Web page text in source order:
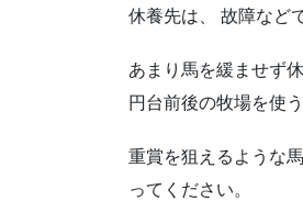
休養先は、 故障など
あまり馬を緩ませず
円台前後の牧場を使
重賞を狙えるような
ってください。